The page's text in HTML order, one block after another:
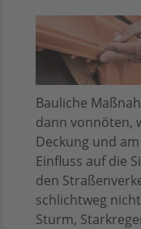
Bauliche
dann vonnöten,
Deckung und
Einfluss auf die
den
schlichtweg
Sturm,